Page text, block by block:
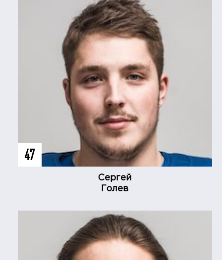
47
Сергей
Голев